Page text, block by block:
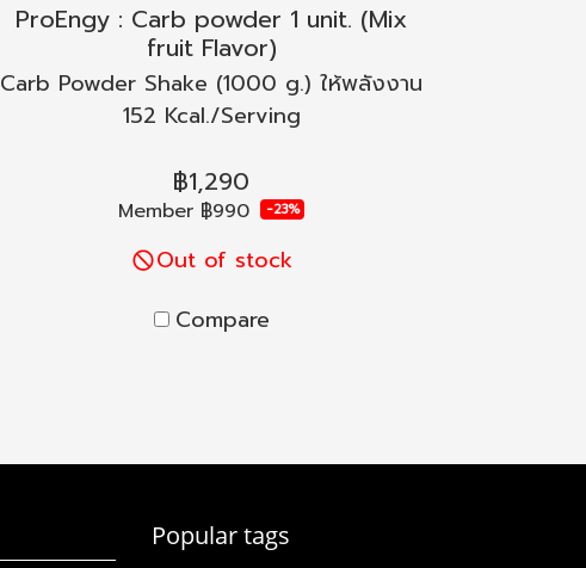
ProEngy : Carb powder 1 unit. (Mix
fruit Flavor)
Carb Powder Shake (1000 g.) ให้พลังงาน
152 Kcal./Serving
฿1,290
Member ฿990 -23%
Out of stock
Compare
Popular tags